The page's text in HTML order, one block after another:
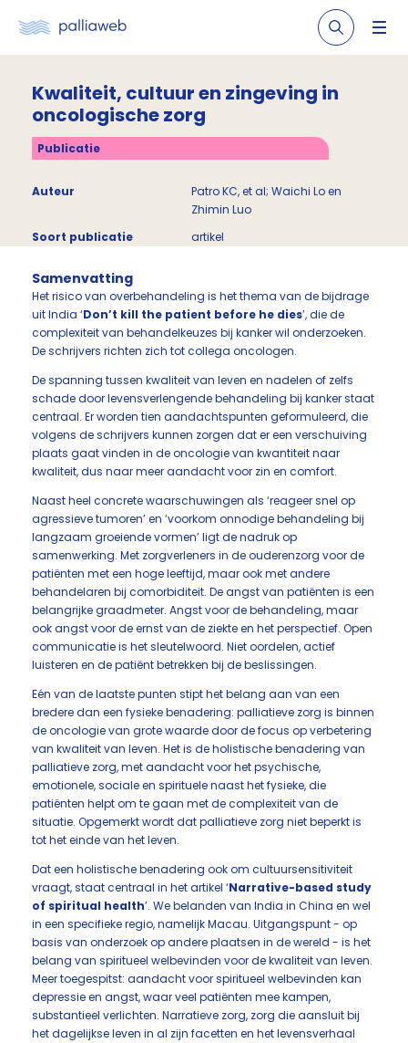
Kwaliteit, cultuur en zingeving in
oncologische zorg
Publicatie
Auteur
Patro KC, et al; Waichi Lo en
Zhimin Luo
Soort publicatie
artikel
Samenvatting
Het risico van overbehandeling is het thema van de bijdrage
uit India ‘Don’t kill the patient before he dies’, die de
complexiteit van behandelkeuzes bij kanker wil onderzoeken.
De schrijvers richten zich tot collega oncologen.
De spanning tussen kwaliteit van leven en nadelen of zelfs
schade door levensverlengende behandeling bij kanker staat
centraal. Er worden tien aandachtspunten geformuleerd, die
volgens de schrijvers kunnen zorgen dat er een verschuiving
plaats gaat vinden in de oncologie van kwantiteit naar
kwaliteit, dus naar meer aandacht voor zin en comfort.
Naast heel concrete waarschuwingen als ‘reageer snel op
agressieve tumoren’ en ‘voorkom onnodige behandeling bij
langzaam groeiende vormen’ ligt de nadruk op
samenwerking. Met zorgverleners in de ouderenzorg voor de
patiënten met een hoge leeftijd, maar ook met andere
behandelaren bij comorbiditeit. De angst van patiënten is een
belangrijke graadmeter. Angst voor de behandeling, maar
ook angst voor de ernst van de ziekte en het perspectief. Open
communicatie is het sleutelwoord. Niet oordelen, actief
luisteren en de patiënt betrekken bij de beslissingen.
Eén van de laatste punten stipt het belang aan van een
bredere dan een fysieke benadering: palliatieve zorg is binnen
de oncologie van grote waarde door de focus op verbetering
van kwaliteit van leven. Het is de holistische benadering van
palliatieve zorg, met aandacht voor het psychische,
emotionele, sociale en spirituele naast het fysieke, die
patiënten helpt om te gaan met de complexiteit van de
situatie. Opgemerkt wordt dat palliatieve zorg niet beperkt is
tot het einde van het leven.
Dat een holistische benadering ook om cultuursensitiviteit
vraagt, staat centraal in het artikel ‘Narrative-based study
of spiritual health’. We belanden van India in China en wel
in een specifieke regio, namelijk Macau. Uitgangspunt - op
basis van onderzoek op andere plaatsen in de wereld - is het
belang van spiritueel welbevinden voor de kwaliteit van leven.
Meer toegespitst: aandacht voor spiritueel welbevinden kan
depressie en angst, waar veel patiënten mee kampen,
substantieel verlichten. Narratieve zorg, zorg die aansluit bij
het dagelijkse leven in al zijn facetten en het levensverhaal